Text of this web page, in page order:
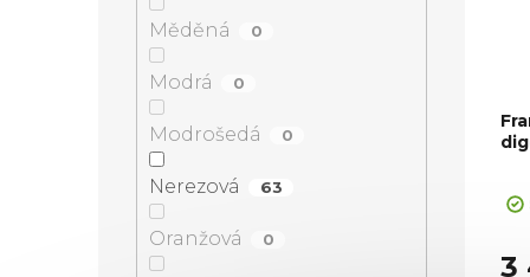
Měděná 0
Modrá 0
Modrošedá 0
Nerezová 63
Oranžová 0
je
3